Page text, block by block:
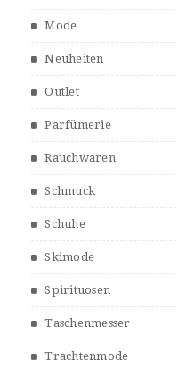
Mode
Neuheiten
Outlet
Parfümerie
Rauchwaren
Schmuck
Schuhe
Skimode
Spirituosen
Taschenmesser
Trachtenmode